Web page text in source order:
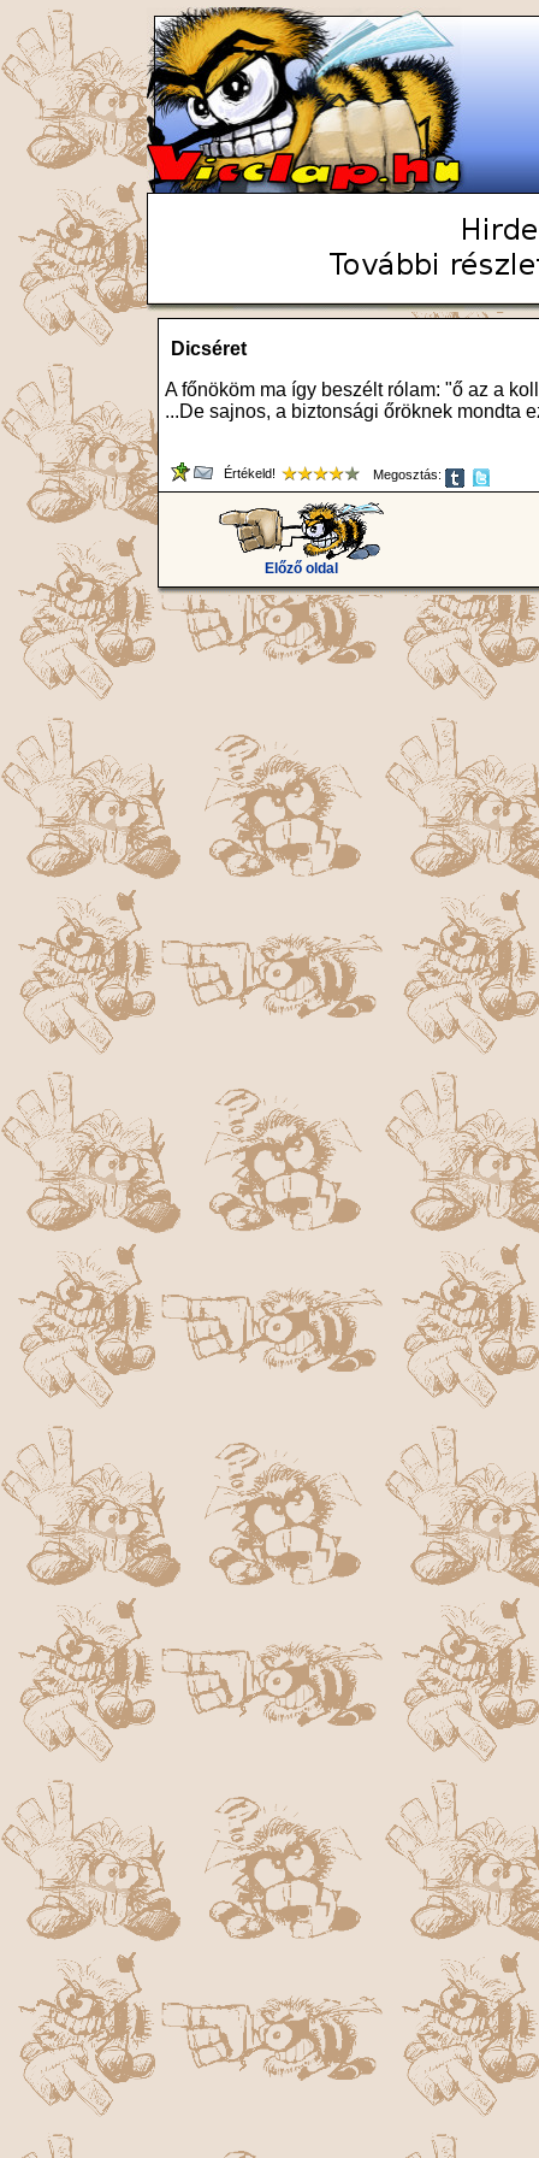
Dicséret
A főnököm ma így beszélt rólam: "ő az a
...De sajnos, a biztonsági őröknek mondta
Értékeld! Megosztás:
Előző oldal